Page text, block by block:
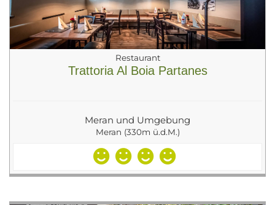
Restaurant
Trattoria Al Boia Partanes
Meran und Umgebung
Meran (330m ü.d.M.)